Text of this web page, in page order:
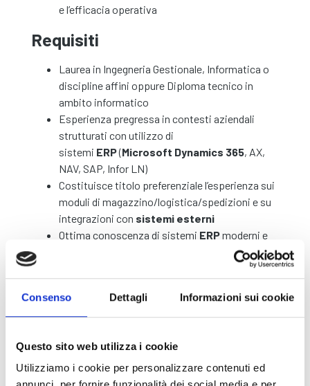
Consenso Dettagli Informazioni sui cookie
Questo sito web utilizza i cookie
Utilizziamo i cookie per personalizzare contenuti ed
e l’efficacia operativa
Requisiti
Laurea in Ingegneria Gestionale, Informatica o
discipline affini oppure Diploma tecnico in
ambito informatico
Esperienza pregressa in contesti aziendali
strutturati con utilizzo di
sistemi ERP(Microsoft Dynamics 365, AX,
NAV, SAP, Infor LN)
Costituisce titolo preferenziale l’esperienza sui
moduli di magazzino/logistica/spedizioni e su
integrazioni con sistemi esterni
Ottima conoscenza di sistemi ERPmoderni e
dei relativi strumenti di reportistica, come
modellare flussi operativi in ottica di
ottimizzazione ed efficienza
strumenti di integrazione dei dati, con
particolare riferimento aSQL, API e OData